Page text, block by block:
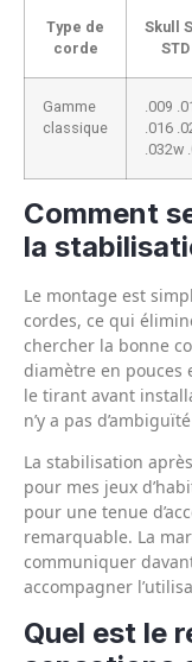
Type de
corde
Skull
Gamme
classique
.009
.016
.032w
Comment
la
Le montage est
cordes, ce qui
chercher la bonne
diamètre en
le tirant avant
n’y a pas
La stabilisation
pour mes jeux
pour une tenue
remarquable. La
communiquer
accompagner
Quel est le